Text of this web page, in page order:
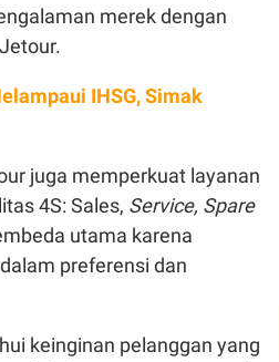
merek dengan
IHSG, Simak
juga memperkuat layanan
4S: Sales, Service, Spare
utama karena
preferensi dan
keinginan pelanggan yang